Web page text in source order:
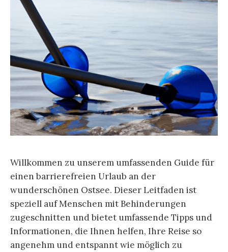
Willkommen zu unserem umfassenden Guide für
einen barrierefreien Urlaub an der
wunderschönen Ostsee. Dieser Leitfaden ist
speziell auf Menschen mit Behinderungen
zugeschnitten und bietet umfassende Tipps und
Informationen, die Ihnen helfen, Ihre Reise so
angenehm und entspannt wie möglich zu